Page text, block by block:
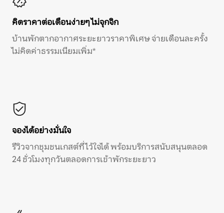
คิดราคาต่อเดือนง่ายๆ ไม่จุกจิก
บ้านพักตากอากาศระยะยาวราคาพิเศษ จ่ายเดือนละครั้ง
ไม่คิดค่าธรรมเนียมเพิ่ม*
จองได้อย่างมั่นใจ
รีวิวจากชุมชนเกสต์ที่ไว้ใจได้ พร้อมบริการสนับสนุนตลอด
24 ชั่วโมงทุกวันตลอดการเข้าพักระยะยาว